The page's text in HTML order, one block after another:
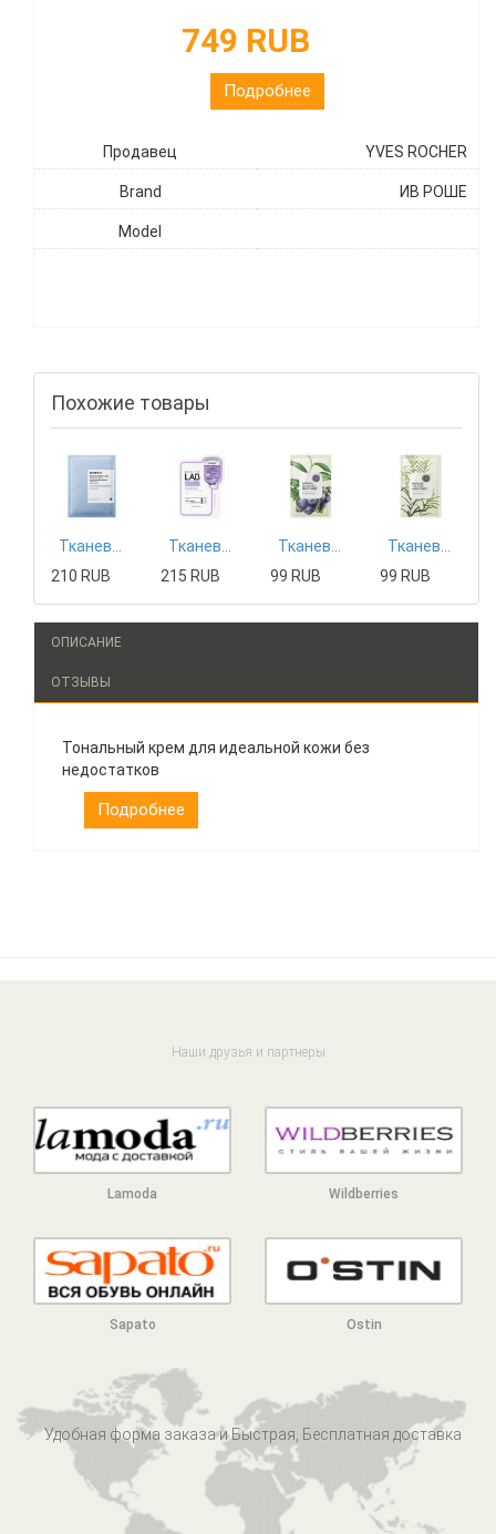
749 RUB
Подробнее
Продавец YVES ROCHER
Brand ИВ РОШЕ
Model
Похожие товары
210 RUB
215 RUB
99 RUB
99 RUB
ОПИСАНИЕ
ОТЗЫВЫ
Тональный крем для идеальной кожи без
недостатков
Подробнее
Наши друзья и партнеры
Lamoda Wildberries
Sapato Ostin
Удобная форма заказа и Быстрая, Бесплатная доставка